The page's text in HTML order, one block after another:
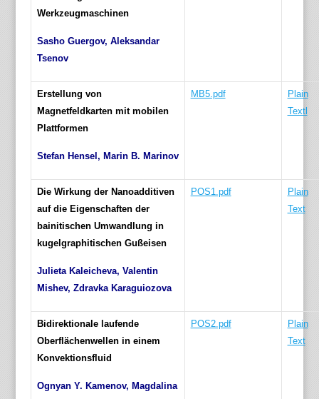
Werkzeugmaschinen
Sasho Guergov, Aleksandar
Tsenov
Erstellung von
Magnetfeldkarten mit mobilen
Plattformen
Stefan Hensel, Marin B. Marinov
MB5.pdf
Plain
Textl
Die Wirkung der Nanoadditiven
auf die Eigenschaften der
bainitischen Umwandlung in
kugelgraphitischen Gußeisen
Julieta Kaleicheva, Valentin
Mishev, Zdravka Karaguiozova
POS1.pdf
Plain
Text
Bidirektionale laufende
Oberflächenwellen in einem
Konvektionsfluid
Ognyan Y. Kamenov, Magdalina
POS2.pdf
Plain
Text